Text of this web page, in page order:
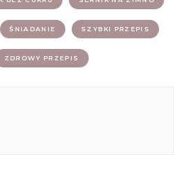
ŚNIADANIE SZYBKI PRZEPIS
ZDROWY PRZEPIS